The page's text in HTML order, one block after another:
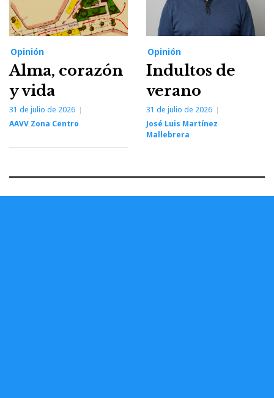
Opinión
Alma, corazón
y vida
31 de julio de 2026
AAVV Zona Centro
Opinión
Indultos de
verano
31 de julio de 2026
José Luis Martínez
Mallebrera